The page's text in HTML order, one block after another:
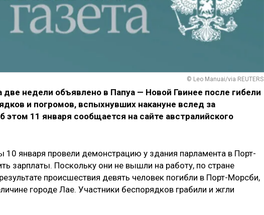
© Leo Manuai/via REUTERS
недели объявлено в Папуа — Новой Гвинее после гибели
и погромов, вспыхнувших накануне вслед за
этом 11 января сообщается на сайте австралийского
10 января провели демонстрацию у здания парламента в Порт-
зарплаты. Поскольку они не вышли на работу, по стране
происшествия девять человек погибли в Порт-Морсби,
городе Лае. Участники беспорядков грабили и жгли